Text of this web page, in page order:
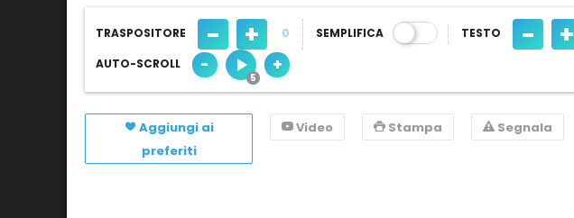
TRASPOSITORE - + 0 SEMPLIFICA TESTO - +
AUTO-SCROLL - +
Aggiungi ai
preferiti
Video Stampa Segnala